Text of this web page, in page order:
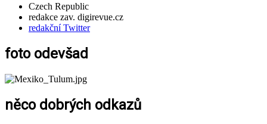
Czech Republic
redakce zav. digirevue.cz
redakční Twitter
foto odevšad
něco dobrých odkazů